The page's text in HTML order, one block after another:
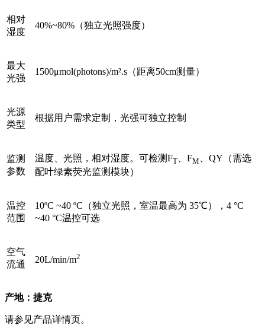
相对
湿度
40%~80%（独立光照强度）
最大
光强
1500μmol(photons)/m².s（距离50cm测量）
光源
类型
根据用户需求定制，光强可独立控制
监测
参数
温度、光照，相对湿度。可检测FT 、FM
、QY（需选
配叶绿素荧光监测模块）
温控
范围
10ºC ~40 ºC（独立光照，室温最高为 35℃），4 °C
~40 °C温控可选
空气
流通
20L/min/m2
产地：捷克
请参见产品详情页。